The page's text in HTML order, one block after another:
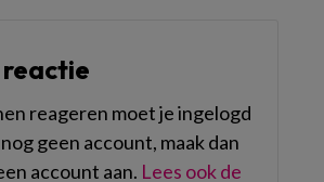
reageren moet je ingelogd
geen account, maak dan
account aan. Lees ook de